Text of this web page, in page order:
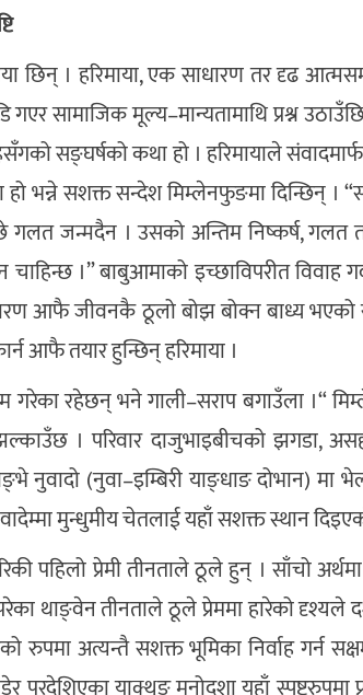
छिन् । हरिमाया, एक साधारण तर दृढ
सामाजिक मूल्य–मान्यतामाथि प्रश्न
सङ्घर्षको कथा हो । हरिमायाले
हो भन्ने सशक्त सन्देश मिम्लेनफुङमा दिन्छिन् ।
गलत जन्मदैन । उसको अन्तिम निष्कर्ष,
।” बाबुआमाको इच्छाविपरीत विवाह
आफै जीवनकै ठूलो बोझ बोक्न बाध्य भएको
आफै तयार हुन्छिन् हरिमाया ।
गरेका रहेछन् भने गाली–सराप बगाउँला ।“
। परिवार दाजुभाइबीचको झगडा,
नुवादो (नुवा–इम्बिरी याङ्धाङ दोभान) मा
वादेम्मा मुन्धुमीय चेतलाई यहाँ सशक्त स्थान
पहिलो प्रेमी तीनताले ठूले हुन् । साँचो
थाङ्वेन तीनताले ठूले प्रेममा हारेको दृश्यले
अत्यन्तै सशक्त भूमिका निर्वाह गर्न